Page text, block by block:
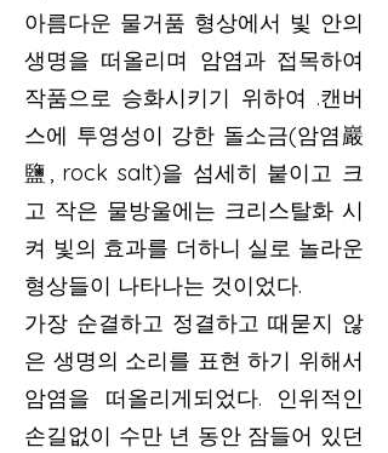
아름다운 물거품 형상에서 빛 안의
생명을 떠올리며 암염과 접목하여
작품으로 승화시키기 위하여 .캔버
스에 투영성이 강한 돌소금(암염巖
鹽, rock salt)을 섬세히 붙이고 크
고 작은 물방울에는 크리스탈화 시
켜 빛의 효과를 더하니 실로 놀라운
형상들이 나타나는 것이었다.
가장 순결하고 정결하고 때묻지 않
은 생명의 소리를 표현 하기 위해서
암염을 떠올리게되었다. 인위적인
손길없이 수만 년 동안 잠들어 있던